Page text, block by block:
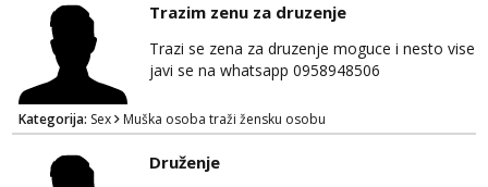
želiš – javi se privatno s kratkim opisom i
fotografijom.
Trazim zenu za druzenje
Trazi se zena za druzenje moguce i nesto vise
javi se na whatsapp 0958948506
Kategorija: Sex Muška osoba traži žensku osobu
Druženje